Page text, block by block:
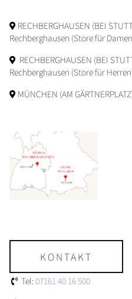
RECHBERGHAUSEN (BEI
Rechberghausen (Store für
RECHBERGHAUSEN (BEI
Rechberghausen (Store für
MÜNCHEN (AM
KONTAKT
Tel: 07161 40 16 500